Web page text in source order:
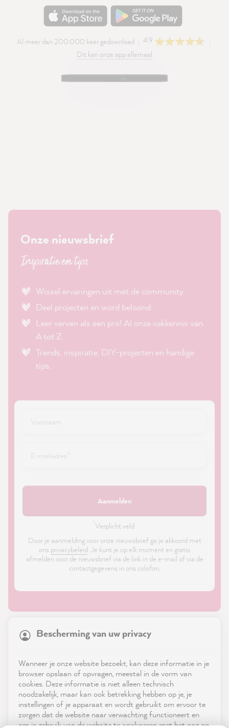
Al meer dan 200.000 keer gedownload
4.9
Dit kan onze app allemaal
Onze nieuwsbrief
Inspiratie en tips
Wissel ervaringen uit met de community.
Deel projecten en word beloond.
Leer verven als een pro! Al onze vakkennis van
A tot Z.
Trends, inspiratie, DIY-projecten en handige
tips.
Aanmelden
Verplicht veld ·
Door je aanmelding voor onze nieuwsbrief ga je akkoord met
ons privacybeleid. Je kunt je op elk moment en gratis
afmelden voor de nieuwsbrief via de link in de e-mail of via de
contactgegevens in ons colofon.
Service
Neem contact op met
Bescherming van uw privacy
Wanneer je onze website bezoekt, kan deze informatie in je
browser opslaan of opvragen, meestal in de vorm van
cookies. Deze informatie is niet alleen technisch
noodzakelijk, maar kan ook betrekking hebben op je, je
instellingen of je apparaat en wordt gebruikt om ervoor te
zorgen dat de website naar verwachting functioneert en
om je gebruik van de website te analyseren met het oog op
21,818Reviews
reviews-io